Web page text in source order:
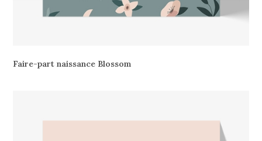
Faire-part naissance Blossom